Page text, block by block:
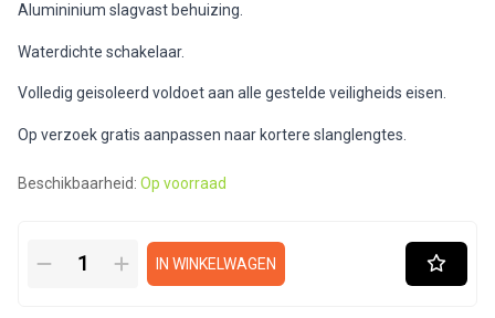
Alumininium slagvast behuizing.
Waterdichte schakelaar.
Volledig geisoleerd voldoet aan alle gestelde veiligheids eisen.
Op verzoek gratis aanpassen naar kortere slanglengtes.
Beschikbaarheid: Op voorraad
IN WINKELWAGEN